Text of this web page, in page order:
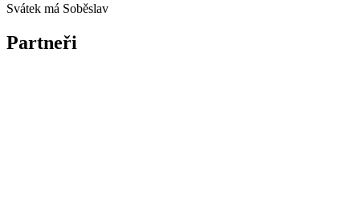
Svátek má Soběslav
Partneři